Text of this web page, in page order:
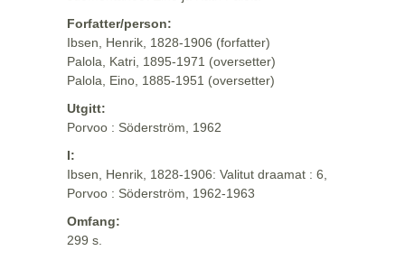
Forfatter/person:
Ibsen, Henrik, 1828-1906 (forfatter)
Palola, Katri, 1895-1971 (oversetter)
Palola, Eino, 1885-1951 (oversetter)
Utgitt:
Porvoo : Söderström, 1962
I:
Ibsen, Henrik, 1828-1906: Valitut draamat : 6,
Porvoo : Söderström, 1962-1963
Omfang:
299 s.